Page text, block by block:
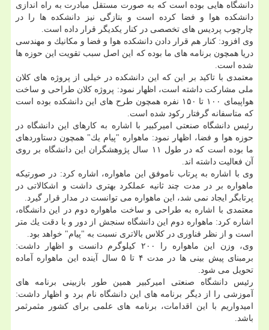
دانشگاه هایی بوده است كه به صورت مستقل مبادرت به راه اندازی
دانشكده هوا و فضا كرده است و بتازگی نیز دانشكده ها را در
چارچوب پردیس های تخصصی در كنار یكدیگر قرار داده است.
وی افزود: كنار هم قرار دادن دانشكده هوا و فضا و مكانیك و مهندسی
دریا همچون برنامه های ما بوده كه این اصل سبب تقویت این حوزه ها
شده است.
معتمدی با تاكید بر این كه این دانشكده در خیلی از پروژه های كلان
ملی مشاركت داشته است، اظهار نمود: پروژه كلان طراحی و ساخت
هواپیمای ۱۰۰ تا ۱۵۰ نفره همچون طرح های این دانشكده بوده است
كه متاسفانه گرفتار ركود شده است.
رئیس دانشگاه صنعتی امیركبیر با اشاره به كارهای این دانشگاه در
حوزه هوا و فضا، اظهار نمود: ماهواره "پیام یك" همچون دستاوردهای
ما بوده است كه در طول ۱۱ سال پژوهشگران این دانشگاه بر روی
آن فعالیت داشته اند.
وی با اشاره به پرتاب ناموفق این ماهواره، اشاره كرد: در صورتیكه
ماهواره بر در مدت چند ثانیه عملكرد بهتری داشت و اشكالاتی در
پرتابگر ایجاد نمی شد، این ماهواره می توانست در مدار قرار گیرد.
معتمدی با اشاره به طراحی و ساخت ماهواره دوم در این دانشگاه،
اشاره كرد: ماهواره دوم این دانشگاه سنجش از دور و با دقت یك متر
است و از نظر فناوری در كلاس بالاتری نسبت به "پیام" خواهد بود.
وی، وزن این ماهواره را ۲۰۰ كیلوگرم دانست و اظهار داشت:
برمبنای پیش بینی ها در مدت ۴ تا ۵ سال آینده این ماهواره آماده
تحویل می شود.
رئیس دانشگاه صنعتی امیركبیر همین طور بازبینی برنامه های
آموزشی را از دیگر برنامه های این دانشگاه نام برد و اظهار داشت:
امیدواریم با این اقدامات، برنامه های علمی برای كشور مثمرثمر
باشد.